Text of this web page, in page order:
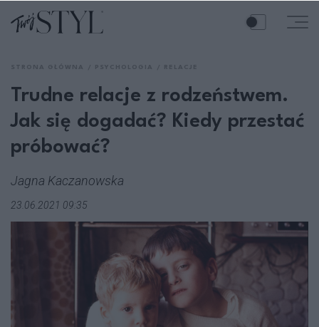
Trudne relacje z rodzeństwem.
Jak się dogadać? Kiedy przestać
próbować?
Jagna Kaczanowska
23.06.2021 09:35